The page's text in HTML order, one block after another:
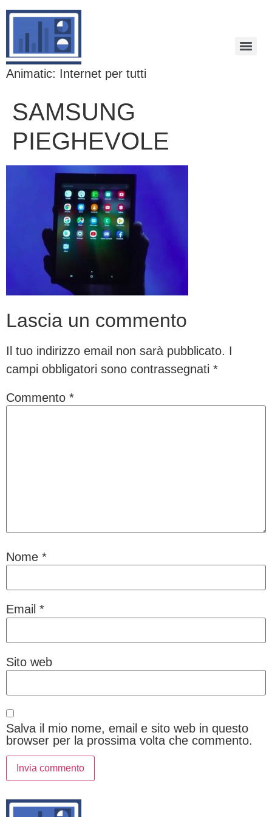
Animatic: Internet per tutti
SAMSUNG
PIEGHEVOLE
Lascia un commento
Il tuo indirizzo email non sarà pubblicato. I
campi obbligatori sono contrassegnati *
Commento *
Nome *
Email *
Sito web
Salva il mio nome, email e sito web in questo
browser per la prossima volta che commento.